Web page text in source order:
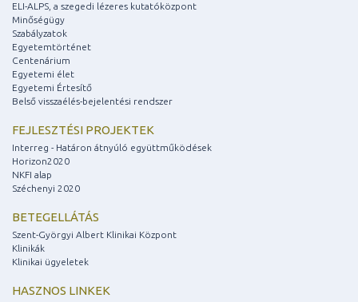
ELI-ALPS, a szegedi lézeres kutatóközpont
Minőségügy
Szabályzatok
Egyetemtörténet
Centenárium
Egyetemi élet
Egyetemi Értesítő
Belső visszaélés-bejelentési rendszer
FEJLESZTÉSI PROJEKTEK
Interreg - Határon átnyúló együttműködések
Horizon2020
NKFI alap
Széchenyi 2020
BETEGELLÁTÁS
Szent-Györgyi Albert Klinikai Központ
Klinikák
Klinikai ügyeletek
HASZNOS LINKEK